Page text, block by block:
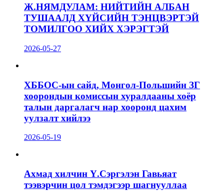
Ж.НЯМДУЛАМ: НИЙТИЙН АЛБАН
ТУШААЛД ХҮЙСИЙН ТЭНЦВЭРТЭЙ
ТОМИЛГОО ХИЙХ ХЭРЭГТЭЙ
2026-05-27
ХББОС-ын сайд, Монгол-Польшийн ЗГ
хоорондын комиссын хуралдааны хоёр
талын даргалагч нар хооронд цахим
уулзалт хийлээ
2026-05-19
Ахмад хилчин Ү.Сэргэлэн Гавьяат
тээвэрчин цол тэмдэгээр шагнууллаа